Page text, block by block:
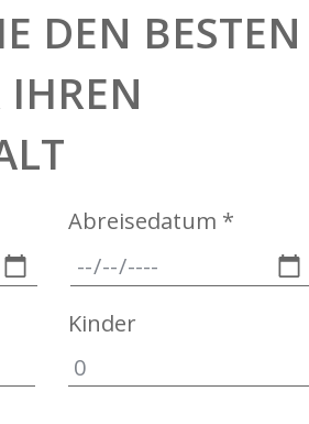
DEN BESTEN
IHREN
Abreisedatum *
Kinder